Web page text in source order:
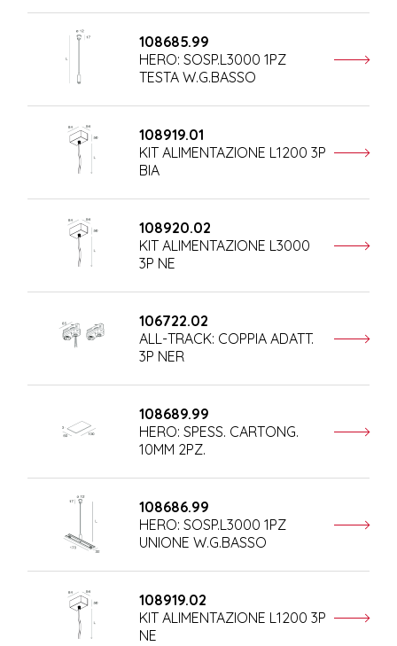
108685.99
HERO: SOSP.L3000 1PZ
TESTA W.G.BASSO
108919.01
KIT ALIMENTAZIONE L1200 3P
BIA
108920.02
KIT ALIMENTAZIONE L3000
3P NE
106722.02
ALL-TRACK: COPPIA ADATT.
3P NER
108689.99
HERO: SPESS. CARTONG.
10MM 2PZ.
108686.99
HERO: SOSP.L3000 1PZ
UNIONE W.G.BASSO
108919.02
KIT ALIMENTAZIONE L1200 3P
NE